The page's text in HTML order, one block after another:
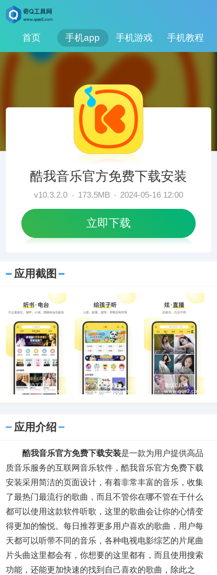
首页 手机app 手机游戏 手机教程
酷我音乐官方免费下载安装
v10.3.2.0 173.5MB 2024-05-16 12:00
立即下载
应用截图
应用介绍
酷我音乐官方免费下载安装是一款为用户提供高品
质音乐服务的互联网音乐软件，酷我音乐官方免费下载
安装采用简洁的页面设计，有着非常丰富的音乐，收集
了最热门最流行的歌曲，而且不管你在哪不管在干什么
都可以使用这款软件听歌，这里的歌曲会让你的心情变
得更加的愉悦。每日推荐更多用户喜欢的歌曲，用户每
天都可以听带不同的音乐，各种电视电影综艺的片尾曲
片头曲这里都会有，你想要的这里都有，而且使用搜索
功能，还能更加快速的找到自己喜欢的歌曲，除此之